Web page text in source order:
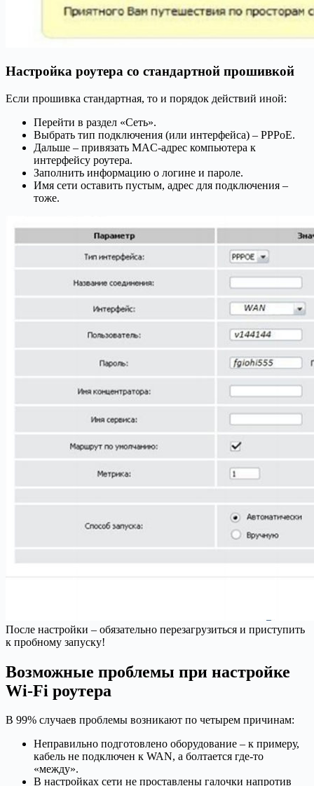
Настройка роутера со стандартной прошивкой
Если прошивка стандартная, то и порядок действий иной:
Перейти в раздел «Сеть».
Выбрать тип подключения (или интерфейса) – PPPoE.
Дальше – привязать MAC-адрес компьютера к
интерфейсу роутера.
Заполнить информацию о логине и пароле.
Имя сети оставить пустым, адрес для подключения –
тоже.
После настройки – обязательно перезагрузиться и приступить
к пробному запуску!
Возможные проблемы при настройке
Wi-Fi роутера
В 99% случаев проблемы возникают по четырем причинам:
Неправильно подготовлено оборудование – к примеру,
кабель не подключен к WAN, а болтается где-то
«между».
В настройках сети не проставлены галочки напротив